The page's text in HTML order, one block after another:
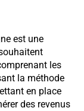
est une
les
la méthode
en place
des revenus